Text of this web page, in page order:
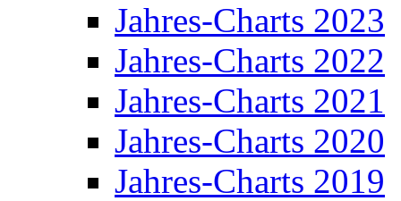
Jahres-Charts 2023
Jahres-Charts 2022
Jahres-Charts 2021
Jahres-Charts 2020
Jahres-Charts 2019